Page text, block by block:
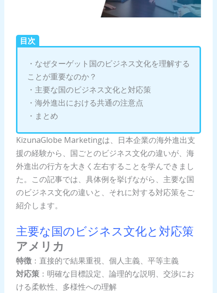
目次
・なぜターゲット国のビジネス文化を理解する
ことが重要なのか？
・主要な国のビジネス文化と対応策
・海外進出における共通の注意点
・まとめ
KizunaGlobe Marketingは、日本企業の海外進出支
援の経験から、国ごとのビジネス文化の違いが、海
外進出の行方を大きく左右することを学んできまし
た。この記事では、具体例を挙げながら、主要な国
のビジネス文化の違いと、それに対する対応策をご
紹介します。
主要な国のビジネス文化と対応策
アメリカ
特徴：直接的で結果重視、個人主義、平等主義
対応策：明確な目標設定、論理的な説明、交渉にお
ける柔軟性、多様性への理解